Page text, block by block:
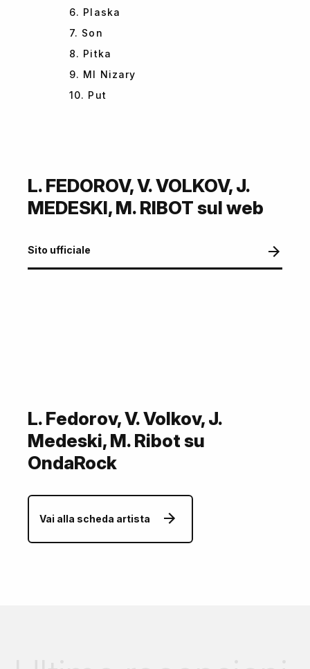
6. Plaska
7. Son
8. Pitka
9. MI Nizary
10. Put
L. FEDOROV, V. VOLKOV, J.
MEDESKI, M. RIBOT sul web
Sito ufficiale
L. Fedorov, V. Volkov, J.
Medeski, M. Ribot su
OndaRock
Vai alla scheda artista